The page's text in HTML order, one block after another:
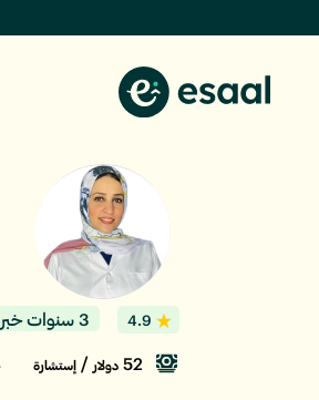
4.9 3 سنوات خبرة
52 دولار / إستشارة